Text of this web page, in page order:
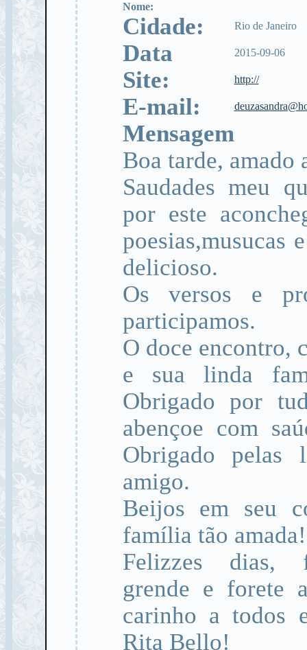
Nome:
Cidade: Rio de Janeiro
Data 2015-09-06
Site: http://
E-mail:
Mensagem
Boa tarde, amado
Saudades meu
por este
poesias,musucas
delicioso.
Os versos e
participamos.
O doce encontro,
e sua linda
Obrigado por
abençoe com
Obrigado pelas
amigo.
Beijos em seu
família tão amada!
Felizzes dias,
grende e forete
carinho a todos
Rita Bello!